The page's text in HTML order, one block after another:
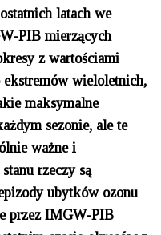
latach we
PIB mierzących
z wartościami
wieloletnich,
maksymalne
sezonie, ale te
ważne i
rzeczy są
ubytków ozonu
przez IMGW-PIB